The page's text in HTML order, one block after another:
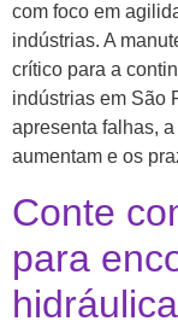
com foco em
indústrias. A
crítico para a
indústrias em São
apresenta falhas,
aumentam e os
Conte
para